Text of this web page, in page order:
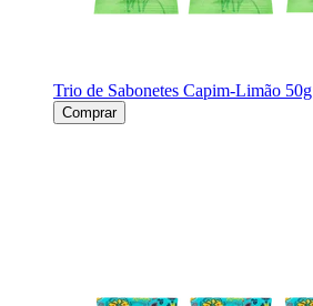
Trio de Sabonetes Capim-Limão 50g
Comprar